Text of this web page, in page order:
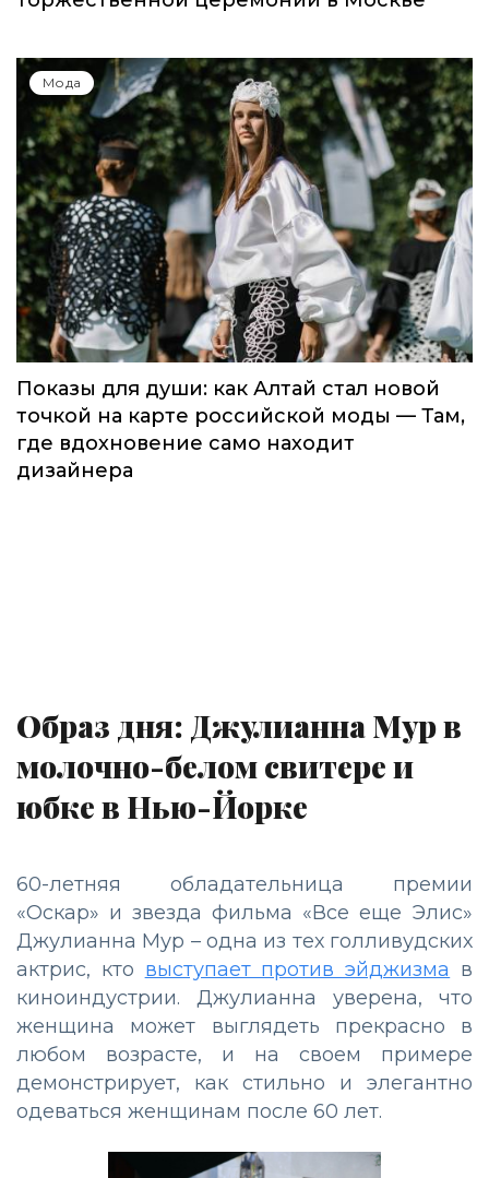
Мода
Показы для души: как Алтай стал новой
точкой на карте российской моды — Там,
где вдохновение само находит
дизайнера
Образ дня: Джулианна Мур в
молочно-белом свитере и
юбке в Нью-Йорке
60-летняя обладательница премии
«Оскар» и звезда фильма «Все еще Элис»
Джулианна Мур – одна из тех голливудских
актрис, кто выступает против эйджизма в
киноиндустрии. Джулианна уверена, что
женщина может выглядеть прекрасно в
любом возрасте, и на своем примере
демонстрирует, как стильно и элегантно
одеваться женщинам после 60 лет.